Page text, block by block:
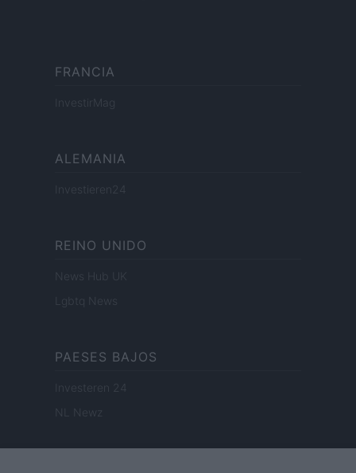
FRANCIA
InvestirMag
ALEMANIA
Investieren24
REINO UNIDO
News Hub UK
Lgbtq News
PAESES BAJOS
Investeren 24
NL Newz